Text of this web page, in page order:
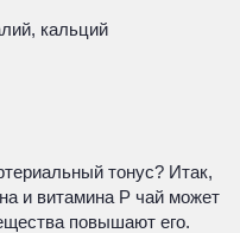
кальций
тонус? Итак,
и витамина Р чай может
повышают его.